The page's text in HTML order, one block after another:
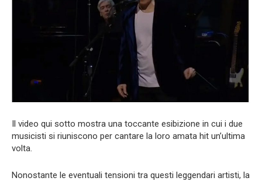
Il video qui sotto mostra una toccante esibizione in cui i due
musicisti si riuniscono per cantare la loro amata hit un’ultima
volta.
Nonostante le eventuali tensioni tra questi leggendari artisti, la